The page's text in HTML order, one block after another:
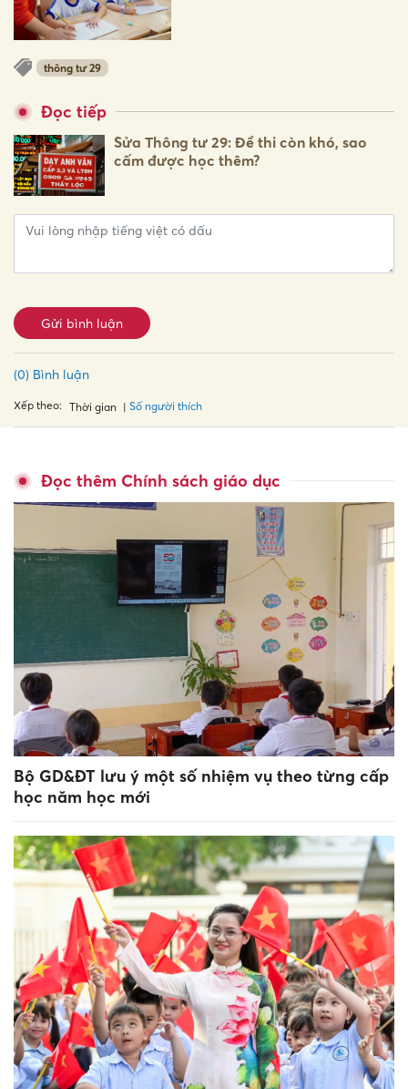
thông tư 29
Đọc tiếp
Sửa Thông tư 29: Đề thi còn khó, sao
cấm được học thêm?
Gửi bình luận
(0) Bình luận
Xếp theo: Thời gian Số người thích
Đọc thêm Chính sách giáo dục
Bộ GD&ĐT lưu ý một số nhiệm vụ theo từng cấp
học năm học mới